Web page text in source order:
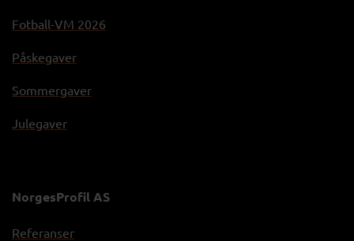
Fotball-VM 2026
Påskegaver
Sommergaver
Julegaver
NorgesProfil AS
Referanser